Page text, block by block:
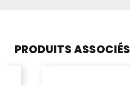
PRODUITS ASSOCIÉS